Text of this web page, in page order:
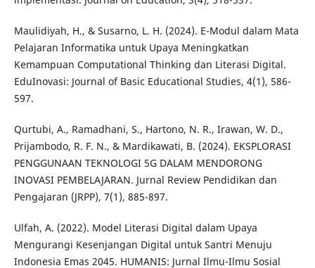
Maulidiyah, H., & Susarno, L. H. (2024). E-Modul dalam Mata
Pelajaran Informatika untuk Upaya Meningkatkan
Kemampuan Computational Thinking dan Literasi Digital.
EduInovasi: Journal of Basic Educational Studies, 4(1), 586-
597.
Qurtubi, A., Ramadhani, S., Hartono, N. R., Irawan, W. D.,
Prijambodo, R. F. N., & Mardikawati, B. (2024). EKSPLORASI
PENGGUNAAN TEKNOLOGI 5G DALAM MENDORONG
INOVASI PEMBELAJARAN. Jurnal Review Pendidikan dan
Pengajaran (JRPP), 7(1), 885-897.
Ulfah, A. (2022). Model Literasi Digital dalam Upaya
Mengurangi Kesenjangan Digital untuk Santri Menuju
Indonesia Emas 2045. HUMANIS: Jurnal Ilmu-Ilmu Sosial